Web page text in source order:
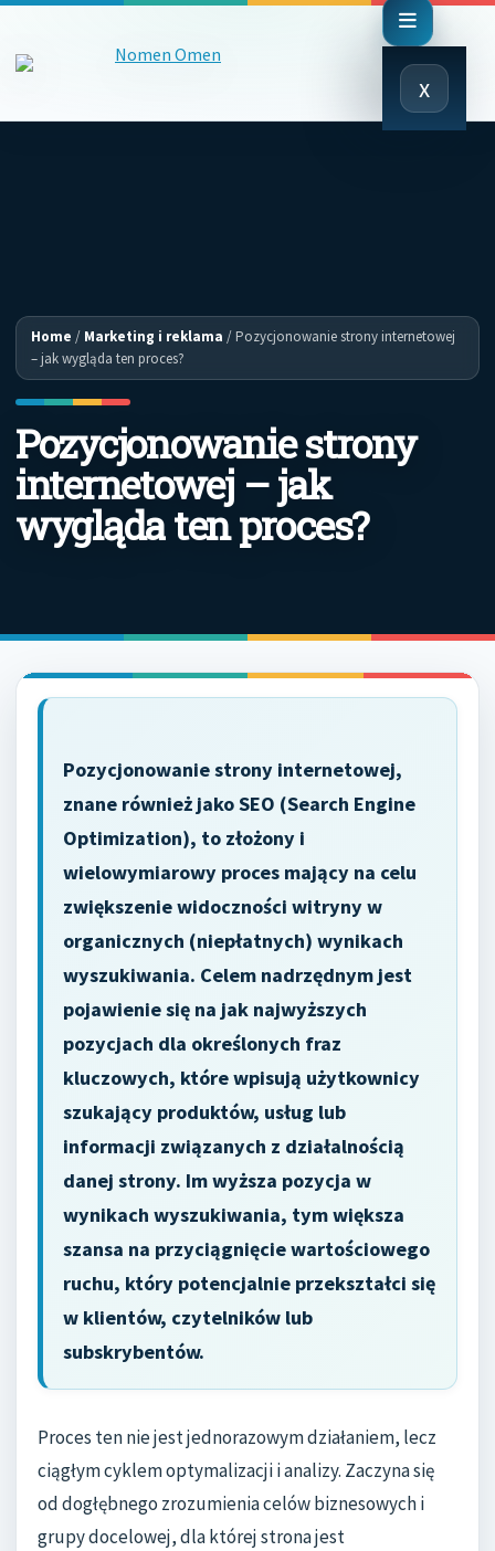
x
Close
Menu
Home / Marketing i reklama /Pozycjonowanie strony internetowej
– jak wygląda ten proces?
Pozycjonowanie strony
internetowej – jak
wygląda ten proces?
Pozycjonowanie strony internetowej,
znane również jako SEO (Search Engine
Optimization), to złożony i
wielowymiarowy proces mający na celu
zwiększenie widoczności witryny w
organicznych (niepłatnych) wynikach
wyszukiwania. Celem nadrzędnym jest
pojawienie się na jak najwyższych
pozycjach dla określonych fraz
kluczowych, które wpisują użytkownicy
szukający produktów, usług lub
informacji związanych z działalnością
danej strony. Im wyższa pozycja w
wynikach wyszukiwania, tym większa
szansa na przyciągnięcie wartościowego
ruchu, który potencjalnie przekształci się
w klientów, czytelników lub
subskrybentów.
Proces ten nie jest jednorazowym działaniem, lecz
ciągłym cyklem optymalizacji i analizy. Zaczyna się
od dogłębnego zrozumienia celów biznesowych i
grupy docelowej, dla której strona jest